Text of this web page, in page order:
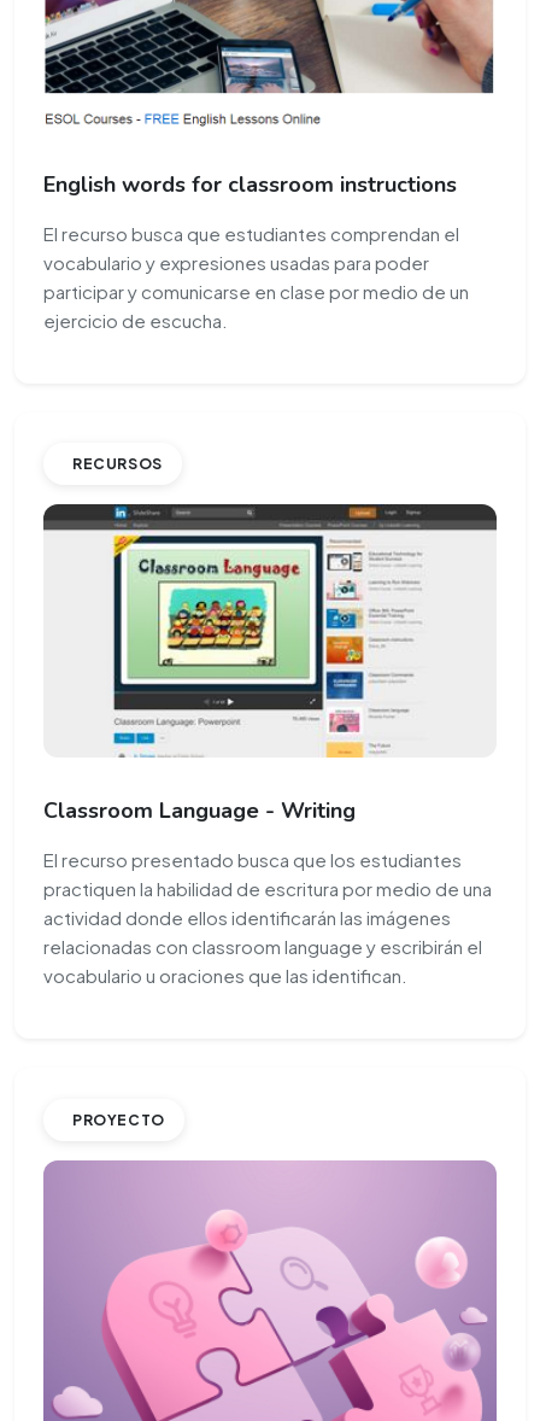
English words for classroom instructions
El recurso busca que estudiantes comprendan el
vocabulario y expresiones usadas para poder
participar y comunicarse en clase por medio de un
ejercicio de escucha.
RECURSOS
Classroom Language - Writing
El recurso presentado busca que los estudiantes
practiquen la habilidad de escritura por medio de una
actividad donde ellos identificarán las imágenes
relacionadas con classroom language y escribirán el
vocabulario u oraciones que las identifican.
PROYECTO